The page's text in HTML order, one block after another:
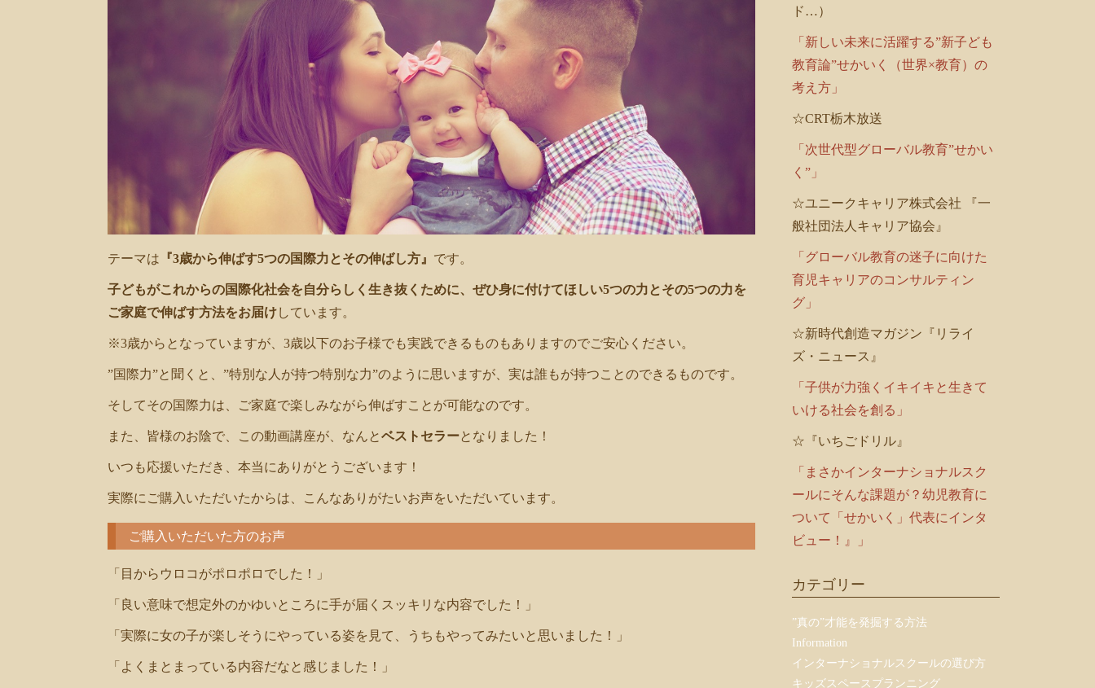
テーマは 『3歳から伸ばす5つの国際力とその伸ばし方』 です。
子どもがこれからの国際化社会を自分らしく生き抜くために、ぜひ身に付けてほしい5つの力とその5つの力を
ご家庭で伸ばす方法をお届けしています。
※3歳からとなっていますが、3歳以下のお子様でも実践できるものもありますのでご安心ください。
”国際力”と聞くと、”特別な人が持つ特別な力”のように思いますが、実は誰もが持つことのできるものです。
そしてその国際力は、ご家庭で楽しみながら伸ばすことが可能なのです。
また、皆様のお陰で、この動画講座が、なんとベストセラーとなりました！
いつも応援いただき、本当にありがとうございます！
実際にご購入いただいたからは、こんなありがたいお声をいただいています。
ご購入いただいた方のお声
「目からウロコがポロポロでした！」
「良い意味で想定外のかゆいところに手が届くスッキリな内容でした！」
「実際に女の子が楽しそうにやっている姿を見て、うちもやってみたいと思いました！」
「よくまとまっている内容だなと感じました！」
ド…）
「新しい未来に活躍する”新子ども
教育論”せかいく（世界×教育）の
考え方」
☆CRT栃木放送
「次世代型グローバル教育”せかい
く”」
☆ユニークキャリア株式会社 『一
般社団法人キャリア協会』
「グローバル教育の迷子に向けた
育児キャリアのコンサルティン
グ」
☆新時代創造マガジン『リライ
ズ・ニュース』
「子供が力強くイキイキと生きて
いける社会を創る」
☆『いちごドリル』
「まさかインターナショナルスク
ールにそんな課題が？幼児教育に
ついて「せかいく」代表にインタ
ビュー！』」
カテゴリー
”真の”才能を発掘する方法
Information
インターナショナルスクールの選び方
キッズスペースプランニング